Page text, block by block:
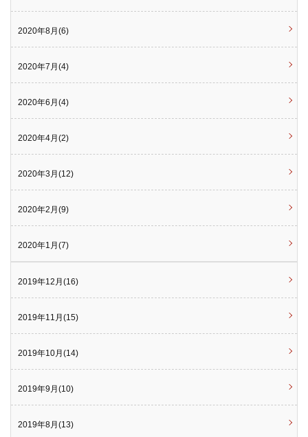
2020年8月(6)
2020年7月(4)
2020年6月(4)
2020年4月(2)
2020年3月(12)
2020年2月(9)
2020年1月(7)
2019年12月(16)
2019年11月(15)
2019年10月(14)
2019年9月(10)
2019年8月(13)